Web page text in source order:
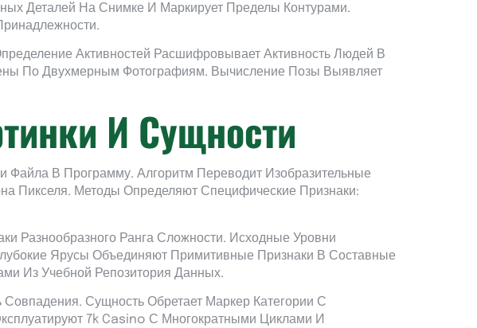
Деталей На Снимке И Маркирует Пределы Контурами.
Активностей Расшифровывает Активность Людей В
По Двухмерным Фотографиям. Вычисление Позы Выявляет
И Сущности
В Программу. Алгоритм Переводит Изобразительные
Пикселя. Методы Определяют Специфические Признаки:
Разнообразного Ранга Сложности. Исходные Уровни
Ярусы Объединяют Примитивные Признаки В Составные
Из Учебной Репозитория Данных.
Сущность Обретает Маркер Категории С
7k Casino С Многократными Циклами И